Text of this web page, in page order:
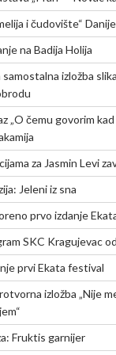
i čudovište“
na Badija Holija
samostalna izložba
„O čemu govorim
za Jasmin Levi
Jeleni iz sna
prvo izdanje
SKC Kragujevac
prvi Ekata festival
izložba „Nije
Fruktis garnijer